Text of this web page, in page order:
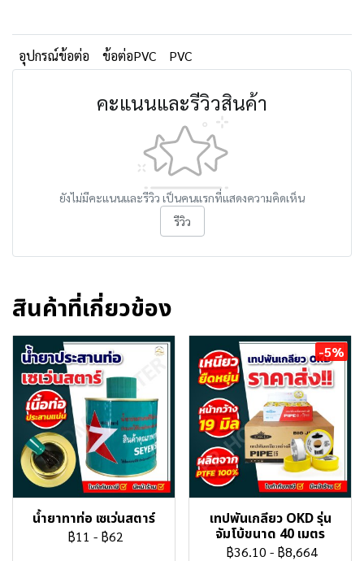
อุปกรณ์ข้อต่อ ข้อต่อPVC PVC
คะแนนและรีวิวสินค้า
ยังไม่มีคะแนนและรีวิว เป็นคนแรกที่แสดงความคิดเห็น
รีวิว
สินค้าที่เกี่ยวข้อง
น้ำยาทาท่อ เซเว่นสตาร์
฿11 - ฿62
-5%
เทปพันเกลียว OKD รุ่น
จัมโบ้ขนาด 40 เมตร
฿36.10 - ฿8,664